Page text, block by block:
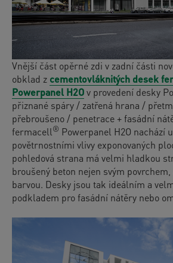
Vnější část opěrné zdi v zadní části
obklad z cementovláknitých desek
Powerpanel H2Ov provedení desky
přiznané spáry / zatřená hrana /
přebroušeno / penetrace + fasádní
fermacell® Powerpanel H2O nachází
povětrnostními vlivy exponovaných
pohledová strana má velmi hladkou
broušený beton nejen svým
barvou. Desky jsou tak ideálním a
podkladem pro fasádní nátěry nebo